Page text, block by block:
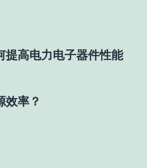
提高电力电子器件性能
效率？